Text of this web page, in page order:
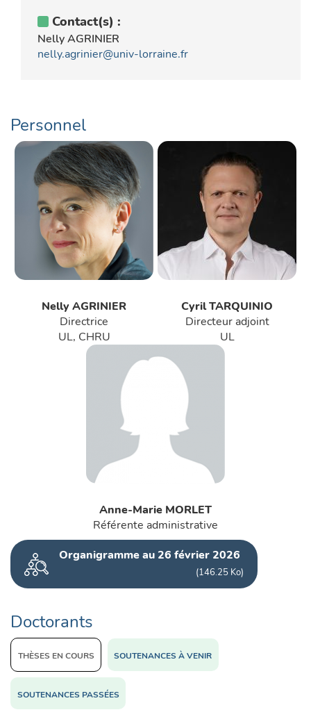
Contact(s) :
Nelly AGRINIER
nelly.agrinier@univ-lorraine.fr
Personnel
Nelly AGRINIER
Directrice
UL, CHRU
Cyril TARQUINIO
Directeur adjoint
UL
Anne-Marie MORLET
Référente administrative
Organigramme au 26 février 2026
146.25 Ko
Doctorants
THÈSES EN COURS SOUTENANCES À VENIR
SOUTENANCES PASSÉES